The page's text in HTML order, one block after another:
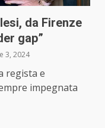
da Firenze
gap”
3, 2024
regista e
impegnata